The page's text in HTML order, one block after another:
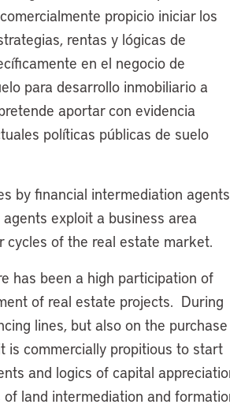
propicio iniciar los
rentas y lógicas de
en el negocio de
para desarrollo inmobiliario a
aportar con evidencia
políticas públicas de suelo
by financial intermediation
exploit a business area
of the real estate market.
has been a high participation of
of real estate projects. During
lines, but also on the purchase
is commercially propitious to start
and logics of capital
land intermediation and